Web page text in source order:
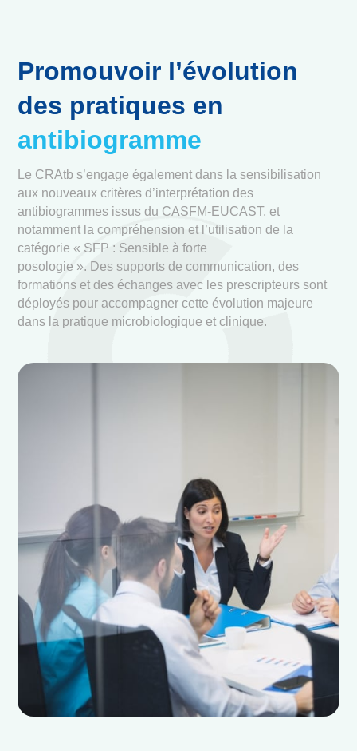
Promouvoir l’évolution
des pratiques en
antibiogramme
Le CRAtb s’engage également dans la sensibilisation
aux nouveaux critères d’interprétation des
antibiogrammes issus du CASFM-EUCAST, et
notamment la compréhension et l’utilisation de la
catégorie « SFP : Sensible à forte
posologie ». Des supports de communication, des
formations et des échanges avec les prescripteurs sont
déployés pour accompagner cette évolution majeure
dans la pratique microbiologique et clinique.